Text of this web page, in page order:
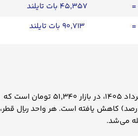
=
۴۵,۳۵۷ بات تایلند
= ۹۰,۷۱۳ بات تایلند
قیمت ریال قطر امروز پنجشنبه ۱۵ مرداد ۱۴۰۵، در بازار ۵۱,۳۴۰ تومان است که
به دیروز ۱۶۰ تومان(۰.۳۱۰ درصد) کاهش یافته است. هر واحد ریال قطر،